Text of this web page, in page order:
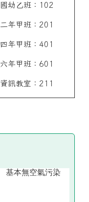
國幼乙班：102
二年甲班：201
四年甲班：401
六年甲班：601
資訊教室：211